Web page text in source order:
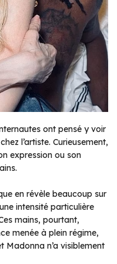
ont pensé y voir
l’artiste. Curieusement,
expression ou son
en révèle beaucoup sur
intensité particulière
mains, pourtant,
menée à plein régime,
n’a visiblement